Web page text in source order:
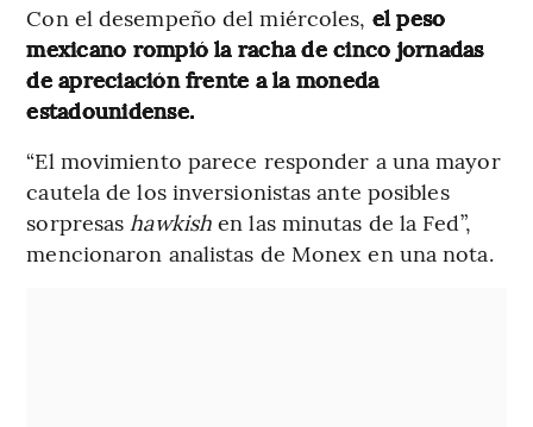
Con el desempeño del miércoles, el peso
mexicano rompió la racha de cinco jornadas
de apreciación frente a la moneda
estadounidense.
“El movimiento parece responder a una mayor
cautela de los inversionistas ante posibles
sorpresas hawkish en las minutas de la Fed”,
mencionaron analistas de Monex en una nota.